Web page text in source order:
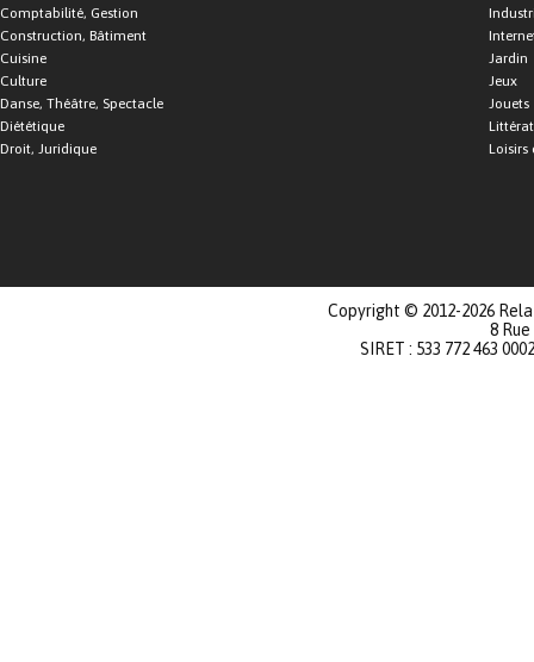
Comptabilité, Gestion
Construction, Bâtiment
Cuisine
Culture
Danse, Théâtre, Spectacle
Diététique
Droit, Juridique
Jardin
Jeux
Jouets
Loisirs
Copyright © 2012-2026
8
SIRET : 533 772 463